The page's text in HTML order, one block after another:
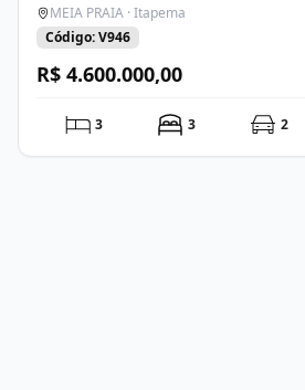
MEIA PRAIA · Itapema
Código: V946
R$ 4.600.000,00
3 3 2